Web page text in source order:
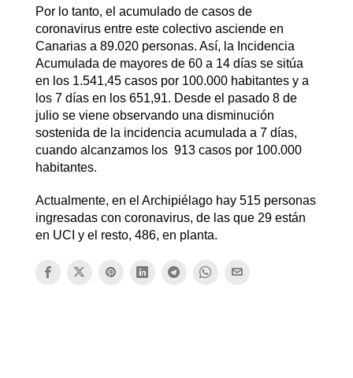
Por lo tanto, el acumulado de casos de
coronavirus entre este colectivo asciende en
Canarias a 89.020 personas. Así, la Incidencia
Acumulada de mayores de 60 a 14 días se sitúa
en los 1.541,45 casos por 100.000 habitantes y a
los 7 días en los 651,91. Desde el pasado 8 de
julio se viene observando una disminución
sostenida de la incidencia acumulada a 7 días,
cuando alcanzamos los 913 casos por 100.000
habitantes.
Actualmente, en el Archipiélago hay 515 personas
ingresadas con coronavirus, de las que 29 están
en UCI y el resto, 486, en planta.